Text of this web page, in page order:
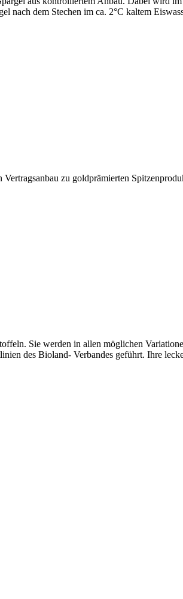
dem Stechen im ca. 2°C kaltem
zu goldprämierten
Sie werden in allen möglichen
des Bioland- Verbandes geführt. Ihre